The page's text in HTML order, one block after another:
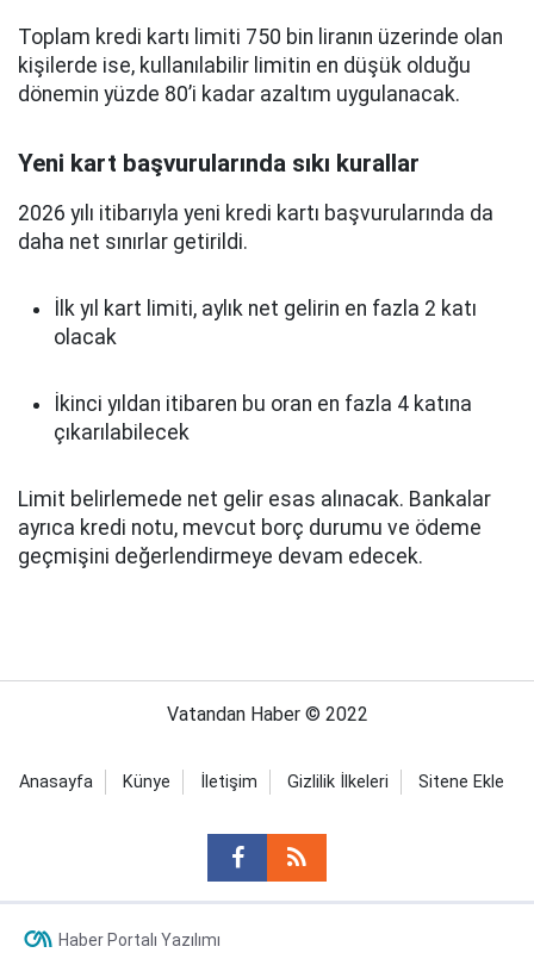
Toplam kredi kartı limiti 750 bin liranın üzerinde olan
kişilerde ise, kullanılabilir limitin en düşük olduğu
dönemin yüzde 80’i kadar azaltım uygulanacak.
Yeni kart başvurularında sıkı kurallar
2026 yılı itibarıyla yeni kredi kartı başvurularında da
daha net sınırlar getirildi.
İlk yıl kart limiti, aylık net gelirin en fazla 2 katı
olacak
İkinci yıldan itibaren bu oran en fazla 4 katına
çıkarılabilecek
Limit belirlemede net gelir esas alınacak. Bankalar
ayrıca kredi notu, mevcut borç durumu ve ödeme
geçmişini değerlendirmeye devam edecek.
Vatandan Haber © 2022
Anasayfa Künye İletişim Gizlilik İlkeleri Sitene Ekle
Haber Portalı Yazılımı